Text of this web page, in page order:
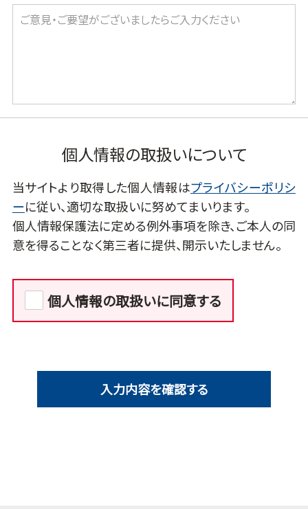
個人情報の取扱いについて
当サイトより取得した個人情報はプライバシーポリシ
ーに従い、適切な取扱いに努めてまいります。
個人情報保護法に定める例外事項を除き、ご本人の同
意を得ることなく第三者に提供、開示いたしません。
個人情報の取扱いに同意する
入力内容を確認する